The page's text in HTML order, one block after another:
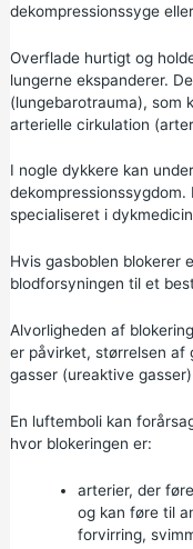
dekompressionssyge
Overflade hurtigt og
lungerne ekspanderer.
(lungebarotrauma), som
arterielle cirkulation
I nogle dykkere kan
specialiseret i
Hvis gasboblen blokerer
blodforsyningen til et
Alvorligheden af
er påvirket, størrelsen af
gasser (ureaktive
En luftemboli kan
hvor blokeringen er:
arterier, der
og kan føre til
forvirring,